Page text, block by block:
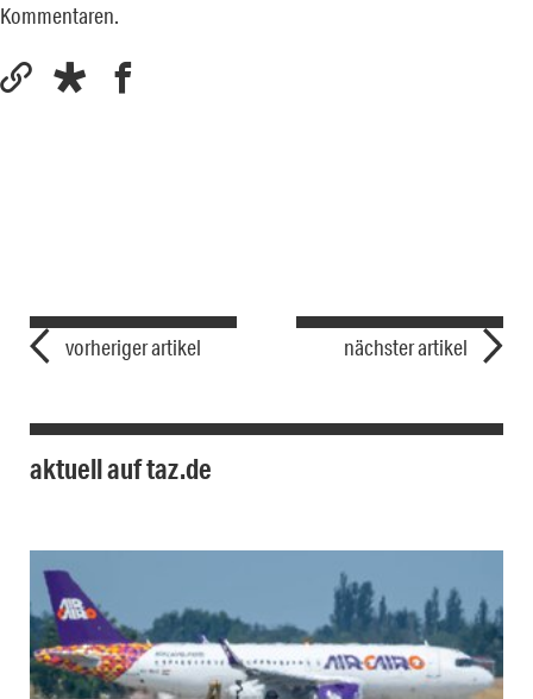
Kommentaren.
vorheriger artikel nächster artikel
aktuell auf taz.de